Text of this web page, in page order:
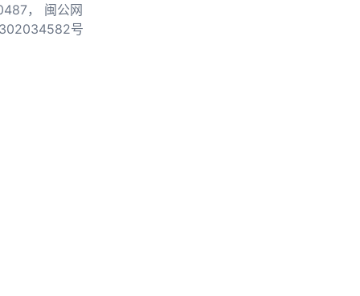
，
闽公网
号